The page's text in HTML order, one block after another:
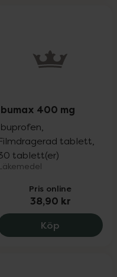
Tens HV-F013-E, 745 kr.
400 mg
tablett,
tablett(er)
Pris online
38,90 kr
Köp Ibumax